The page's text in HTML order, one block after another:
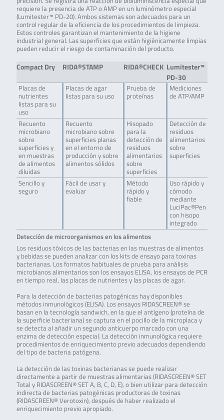
requiere la presencia de ATP o AMP en un luminómetro especial
(Lumitester™ PD-20). Ambos sistemas son adecuados para un
control regular de la eficiencia de los procedimientos de limpieza.
Estos controles garantizan el mantenimiento de la higiene
industrial general. Las superficies que están higiénicamente limpias
pueden reducir el riesgo de contaminación del producto.
Compact Dry RIDA®STAMP RIDA®CHECK Lumitester™
PD-30
Placas de
nutrientes
listas para su
uso
Placas de agar
listas para su uso
Prueba de
proteínas
Mediciones
de ATP/AMP
Recuento
microbiano
sobre
superficies y
en muestras
de alimentos
diluidas
Recuento
microbiano sobre
superficies planas
en el entorno de
producción y sobre
alimentos sólidos
Hisopado
para la
detección de
residuos
alimentarios
sobre
superficies
Detección de
residuos
alimentarios
sobre
superficies
Sencillo y
seguro
Fácil de usar y
evaluar
Método
rápido y
fiable
Uso rápido y
cómodo
mediante
LuciPac®Pen
con hisopo
integrado
Detección de microorganismos en los alimentos
Los residuos tóxicos de las bacterias en las muestras de alimentos
y bebidas se pueden analizar con los kits de ensayo para toxinas
bacterianas. Los formatos habituales de prueba para análisis
microbianos alimentarios son los ensayos ELISA, los ensayos de PCR
en tiempo real, las placas de nutrientes y las placas de agar.
Para la detección de bacterias patogénicas hay disponibles
métodos inmunológicos (ELISA). Los ensayos RIDASCREEN® se
basan en la tecnología sandwich, en la que el antígeno (proteína de
la superficie bacteriana) se captura en el pocillo de la microplaca y
se detecta al añadir un segundo anticuerpo marcado con una
enzima de detección especial. La detección inmunológica requiere
procedimientos de enriquecimiento previo adecuados dependiendo
del tipo de bacteria patógena.
La detección de las toxinas bacterianas se puede realizar
directamente a partir de muestras alimentarias (RIDASCREEN® SET
Total y RIDASCREEN® SET A, B, C, D, E), o bien utilizar para detección
indirecta de bacterias patogénicas productoras de toxinas
(RIDASCREEN® Verotoxin), después de haber realizado el
enriquecimiento previo apropiado.